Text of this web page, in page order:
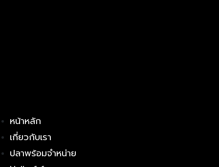
หน้าหลัก
เกี่ยวกับเรา
ปลาพร้อมจำหน่าย